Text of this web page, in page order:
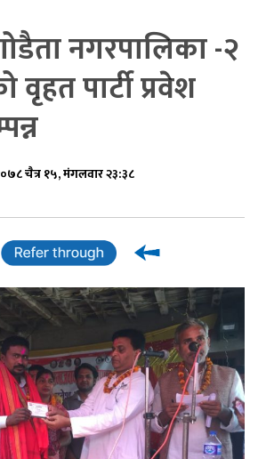
नगरपालिका -२
वृहत पार्टी प्रवेश
चैत्र १५, मंगलवार २३:३८